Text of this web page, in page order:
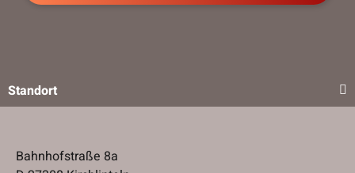
Standort
Bahnhofstraße 8a